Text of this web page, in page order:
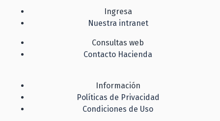
Ingresa
Nuestra intranet
Consultas web
Contacto Hacienda
Información
Políticas de Privacidad
Condiciones de Uso